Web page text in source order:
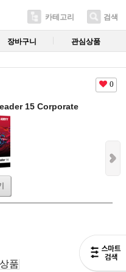
카테고리 검색
장바구니 관심상품
0
15 Corporate
품